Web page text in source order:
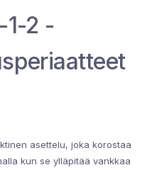
2 -
asettelu, joka korostaa
kun se ylläpitää vankkaa